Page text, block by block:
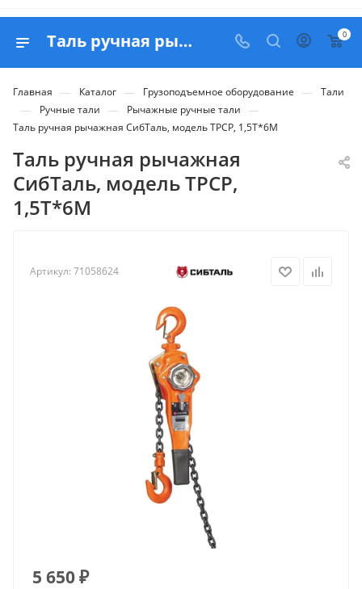
Таль ручная рычажная СибТаль, модель ТРСР, 1,5Т*6М - заказать в БЕЛАПЕКС 0
Главная — Каталог — Грузоподъемное оборудование — Тали
— Ручные тали — Рычажные ручные тали —
Таль ручная рычажная СибТаль, модель ТРСР, 1,5Т*6М
Таль ручная рычажная
СибТаль, модель ТРСР,
1,5Т*6М
Артикул: 71058624
5 650₽